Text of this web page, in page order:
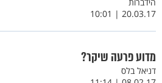
20.03.17 | 10:01
מדוע פרעה שיקר?
דניאל בלס